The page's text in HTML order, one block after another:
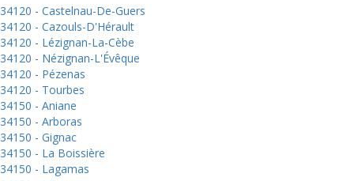
34120 - Castelnau-De-Guers
34120 - Cazouls-D'Hérault
34120 - Lézignan-La-Cèbe
34120 - Nézignan-L'Évêque
34120 - Pézenas
34120 - Tourbes
34150 - Aniane
34150 - Arboras
34150 - Gignac
34150 - La Boissière
34150 - Lagamas